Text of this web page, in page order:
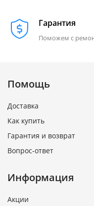
Гарантия
Поможем с
Помощь
Доставка
Как купить
Гарантия и возврат
Вопрос-ответ
Информация
Акции